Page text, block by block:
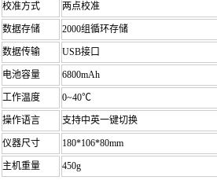
校准方式 两点校准
数据存储 2000组循环存储
数据传输 USB接口
电池容量 6800mAh
工作温度 0~40℃
操作语言 支持中英一键切换
仪器尺寸 180*106*80mm
主机重量 450g